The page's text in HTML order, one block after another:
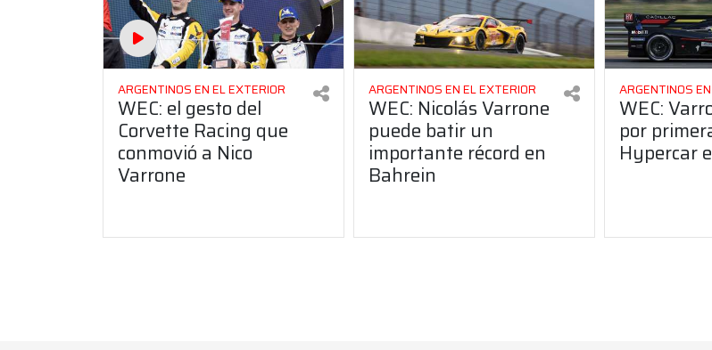
ARGENTINOS EN EL EXTERIOR
WEC: el gesto del
Corvette Racing que
conmovió a Nico
Varrone
ARGENTINOS EN EL EXTERIOR
WEC: Nicolás Varrone
puede batir un
importante récord en
Bahrein
ARGENTINOS
WEC:
por
Hypercar